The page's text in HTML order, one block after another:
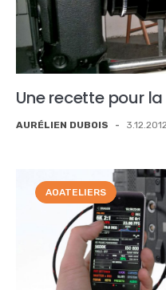
Une recette pour la
AURÉLIEN DUBOIS - 3.12.2012
AOATELIERS